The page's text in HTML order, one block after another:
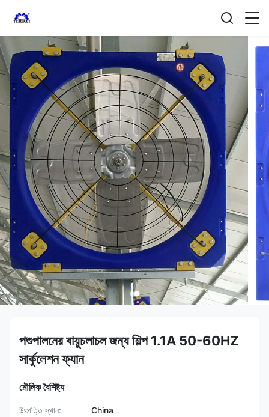
পশুপালনের বায়ুচলাচল জন্য শিল্প 1.1A 50-60HZ
সার্কুলেশন ফ্যান
মৌলিক বৈশিষ্ট্য
উৎপত্তি স্থান:
China